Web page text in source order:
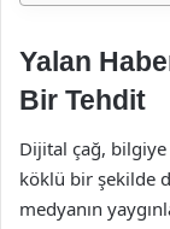
Yalan
Bir Tehdit
Dijital çağ, bilgiye
köklü bir şekilde
medyanın